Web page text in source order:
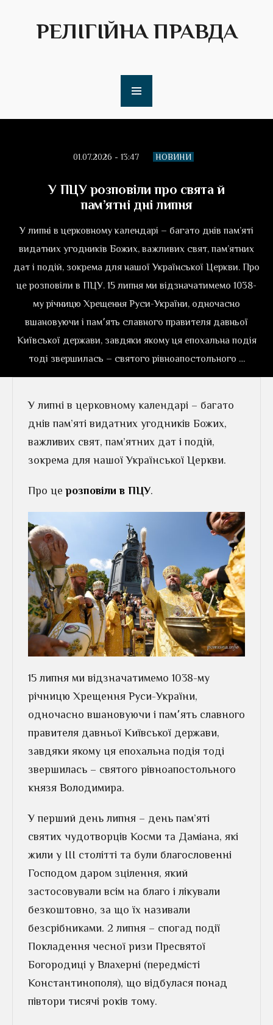
РЕЛІГІЙНА ПРАВДА
01.07.2026 - 13:47 НОВИНИ
У ПЦУ розповіли про свята й
пам’ятні дні липня
У липні в церковному календарі – багато днів пам’яті
видатних угодників Божих, важливих свят, пам’ятних
дат і подій, зокрема для нашої Української Церкви. Про
це розповіли в ПЦУ. 15 липня ми відзначатимемо 1038-
му річницю Хрещення Руси-України, одночасно
вшановуючи і пам՚ять славного правителя давньої
Київської держави, завдяки якому ця епохальна подія
тоді звершилась – святого рівноапостольного …
У липні в церковному календарі – багато
днів пам’яті видатних угодників Божих,
важливих свят, пам’ятних дат і подій,
зокрема для нашої Української Церкви.
Про церозповіли в ПЦУ.
15 липня ми відзначатимемо 1038-му
річницю Хрещення Руси-України,
одночасно вшановуючи і пам՚ять славного
правителя давньої Київської держави,
завдяки якому ця епохальна подія тоді
звершилась – святого рівноапостольного
князя Володимира.
У перший день липня – день пам’яті
святих чудотворців Косми та Даміана, які
жили у ІІІ столітті та були благословенні
Господом даром зцілення, який
застосовували всім на благо і лікували
безкоштовно, за що їх називали
безсрібниками. 2 липня – спогад події
Покладення чесної ризи Пресвятої
Богородиці у Влахерні (передмісті
Константинополя), що відбулася понад
півтори тисячі років тому.